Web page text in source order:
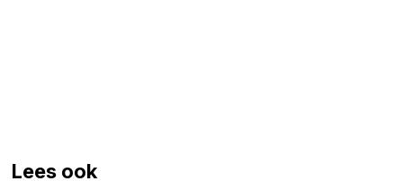
Lees ook